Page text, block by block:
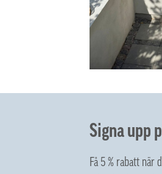
Signa upp
Få 5 % rabatt när